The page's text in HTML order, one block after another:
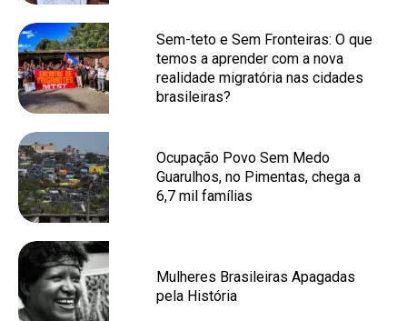
Sem-teto e Sem Fronteiras: O que
temos a aprender com a nova
realidade migratória nas cidades
brasileiras?
Ocupação Povo Sem Medo
Guarulhos, no Pimentas, chega a
6,7 mil famílias
Mulheres Brasileiras Apagadas
pela História